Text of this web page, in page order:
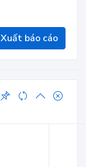
Xuất báo cáo